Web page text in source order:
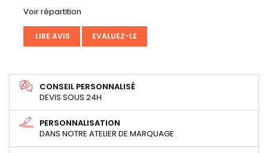
Voir répartition
LIRE AVIS EVALUEZ-LE
CONSEIL PERSONNALISÉ
DEVIS SOUS 24H
PERSONNALISATION
DANS NOTRE ATELIER DE MARQUAGE